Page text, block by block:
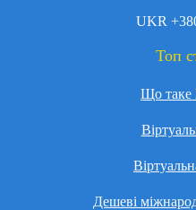
UKR
Топ
Що таке
Дешеві